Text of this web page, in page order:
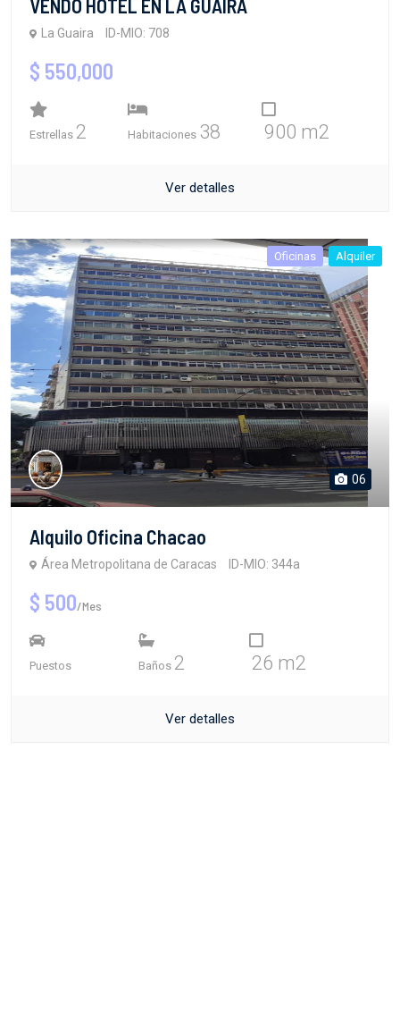
VENDO HOTEL EN LA GUAIRA
La Guaira ID-MIO: 708
$ 550,000
Estrellas 2 Habitaciones 38 900 m2
Ver detalles
Oficinas Alquiler
06
Alquilo Oficina Chacao
Área Metropolitana de Caracas ID-MIO: 344a
$ 500/Mes
Puestos Baños 2 26 m2
Ver detalles